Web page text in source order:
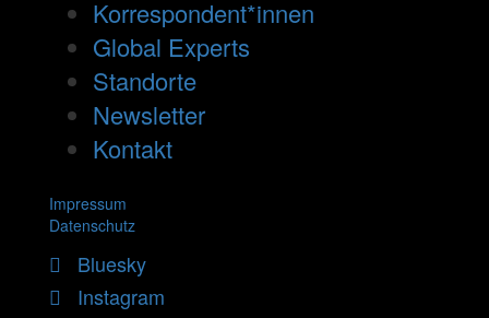
Korrespondent*innen
Global Experts
Standorte
Newsletter
Kontakt
Impressum
Datenschutz
Bluesky
Instagram